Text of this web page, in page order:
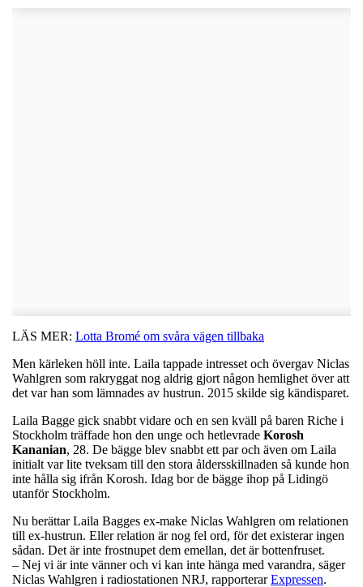
LÄS MER: Lotta Bromé om svåra vägen tillbaka
Men kärleken höll inte. Laila tappade intresset och övergav Niclas
Wahlgren som rakryggat nog aldrig gjort någon hemlighet över att
det var han som lämnades av hustrun. 2015 skilde sig kändisparet.
Laila Bagge gick snabbt vidare och en sen kväll på baren Riche i
Stockholm träffade hon den unge och hetlevrade Korosh
Kananian, 28. De bägge blev snabbt ett par och även om Laila
initialt var lite tveksam till den stora åldersskillnaden så kunde hon
inte hålla sig ifrån Korosh. Idag bor de bägge ihop på Lidingö
utanför Stockholm.
Nu berättar Laila Bagges ex-make Niclas Wahlgren om relationen
till ex-hustrun. Eller relation är nog fel ord, för det existerar ingen
sådan. Det är inte frostnupet dem emellan, det är bottenfruset.
– Nej vi är inte vänner och vi kan inte hänga med varandra, säger
Niclas Wahlgren i radiostationen NRJ, rapporterarExpressen.